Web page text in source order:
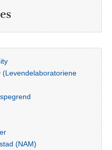
(Levendelaboratoriene
(NAM)